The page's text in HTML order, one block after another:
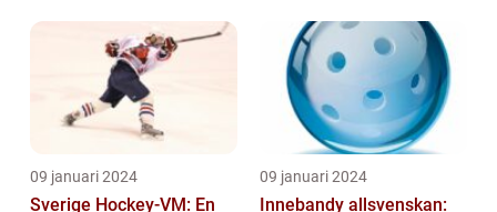
09 januari 2024
Sverige Hockey-VM: En
09 januari 2024
Innebandy allsvenskan: